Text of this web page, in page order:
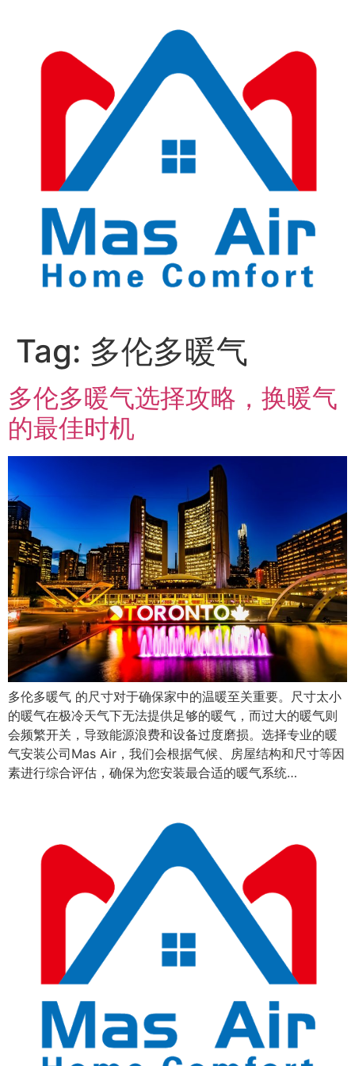
Tag: 多伦多暖气
多伦多暖气选择攻略，换暖气
的最佳时机
多伦多暖气 的尺寸对于确保家中的温暖至关重要。尺寸太小
的暖气在极冷天气下无法提供足够的暖气，而过大的暖气则
会频繁开关，导致能源浪费和设备过度磨损。选择专业的暖
气安装公司Mas Air，我们会根据气候、房屋结构和尺寸等因
素进行综合评估，确保为您安装最合适的暖气系统…